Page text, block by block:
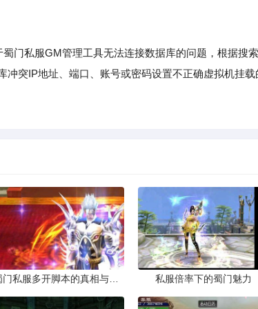
私服GM管理工具无法连接数据库的问题，根据搜索
突IP地址、端口、账号或密码设置不正确虚拟机挂载
私服倍率下的蜀门魅力